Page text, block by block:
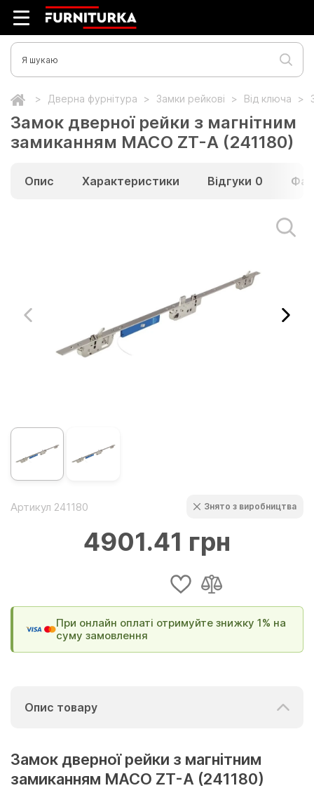
Дверна фурнітура Замки рейкові Від ключа
Замок дверної рейки з магнітним
замиканням MACO ZT-A (241180)
Опис Характеристики Відгуки 0
Артикул 241180 Знято з виробництва
4901.41 грн
При онлайн оплаті отримуйте знижку 1% на
суму замовлення
Опис товару
Замок дверної рейки з магнітним
замиканням MACO ZT-A (241180)